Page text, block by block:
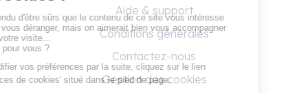
Aide & support
Conditions générales
Contactez-nous
Gestion des cookies